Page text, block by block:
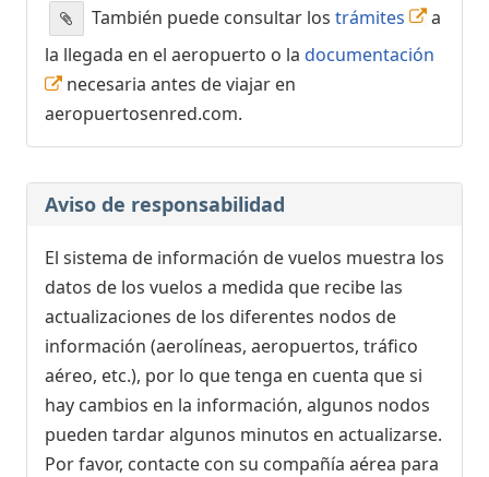
También puede consultar los trámites
a
la llegada en el aeropuerto o la documentación
necesaria antes de viajar en
aeropuertosenred.com.
Aviso de responsabilidad
El sistema de información de vuelos muestra los
datos de los vuelos a medida que recibe las
actualizaciones de los diferentes nodos de
información (aerolíneas, aeropuertos, tráfico
aéreo, etc.), por lo que tenga en cuenta que si
hay cambios en la información, algunos nodos
pueden tardar algunos minutos en actualizarse.
Por favor, contacte con su compañía aérea para